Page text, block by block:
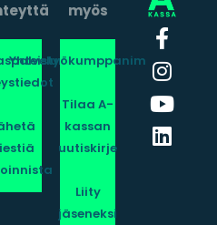
myös
Yhteistyökumppanimme
Tilaa A-
kassan
uutiskirje
Liity
jäseneksi